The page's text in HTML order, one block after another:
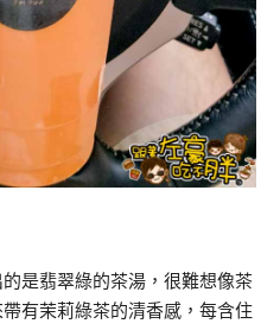
是翡翠綠的茶湯，很難想像茶
有茉莉綠茶的清香感，每含住